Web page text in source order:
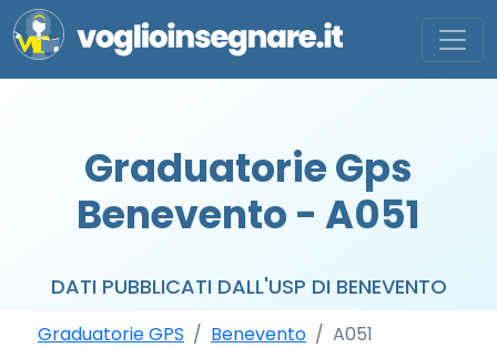
Graduatorie Gps
Benevento - A051
DATI PUBBLICATI DALL'USP DI BENEVENTO
Graduatorie GPS Benevento A051